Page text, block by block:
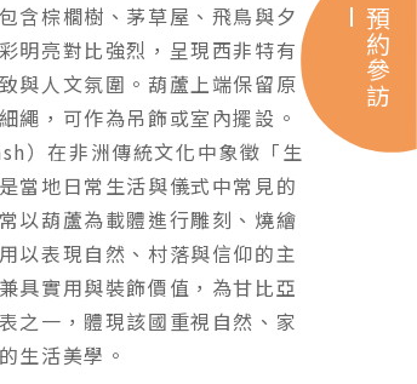
含棕櫚樹、茅草屋、飛鳥與夕
明亮對比強烈，呈現西非特有
與人文氛圍。葫蘆上端保留原
繩，可作為吊飾或室內擺設。
）在非洲傳統文化中象徵「生
當地日常生活與儀式中常見的
以葫蘆為載體進行雕刻、燒繪
以表現自然、村落與信仰的主
具實用與裝飾價值，為甘比亞
之一，體現該國重視自然、家
預約參訪